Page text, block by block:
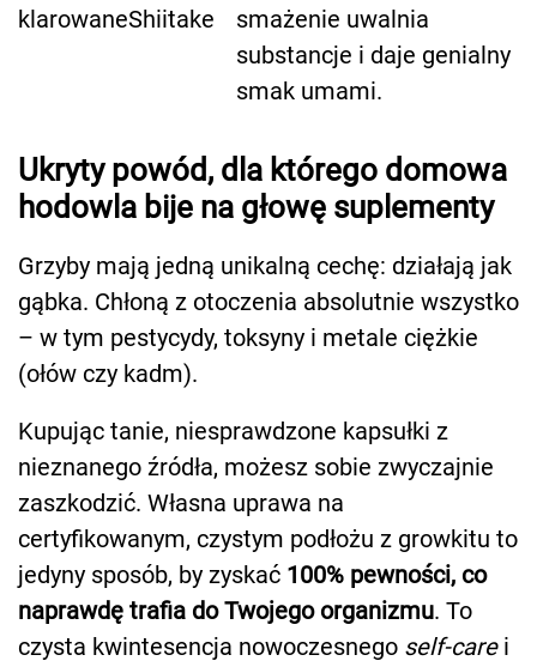
klarowaneShiitake
smażenie uwalnia
substancje i daje genialny
smak umami.
Ukryty powód, dla którego domowa
hodowla bije na głowę suplementy
Grzyby mają jedną unikalną cechę: działają jak
gąbka. Chłoną z otoczenia absolutnie wszystko
– w tym pestycydy, toksyny i metale ciężkie
(ołów czy kadm).
Kupując tanie, niesprawdzone kapsułki z
nieznanego źródła, możesz sobie zwyczajnie
zaszkodzić. Własna uprawa na
certyfikowanym, czystym podłożu z growkitu to
jedyny sposób, by zyskać 100% pewności, co
naprawdę trafia do Twojego organizmu. To
czysta kwintesencja nowoczesnego self-carei